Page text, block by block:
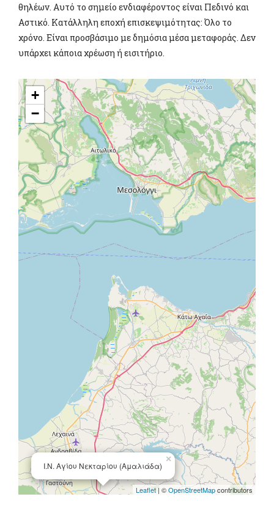
θηλέων. Αυτό το σημείο ενδιαφέροντος είναι Πεδινό και
Αστικό. Κατάλληλη εποχή επισκεψιμότητας: Όλο το
χρόνο. Είναι προσβάσιμο με δημόσια μέσα μεταφοράς. Δεν
υπάρχει κάποια χρέωση ή εισιτήριο.
Ι.Ν. Αγίου Νεκταρίου (Αμαλιάδα)
×
+
−
Leaflet| ©OpenStreetMapcontributors